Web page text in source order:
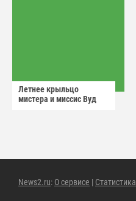
Летнее крыльцо
мистера и миссис Вуд
News2.ru: О сервисе | Статистика